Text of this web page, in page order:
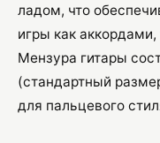
ладом, что
игры как
Мензура гитары
(стандартный
для пальцевого